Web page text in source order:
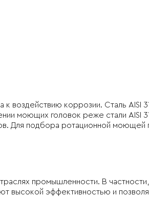
воздействию коррозии. Сталь AISI
моющих головок реже стали AISI
Для подбора ротационной моющей
промышленности. В
высокой эффективностью и